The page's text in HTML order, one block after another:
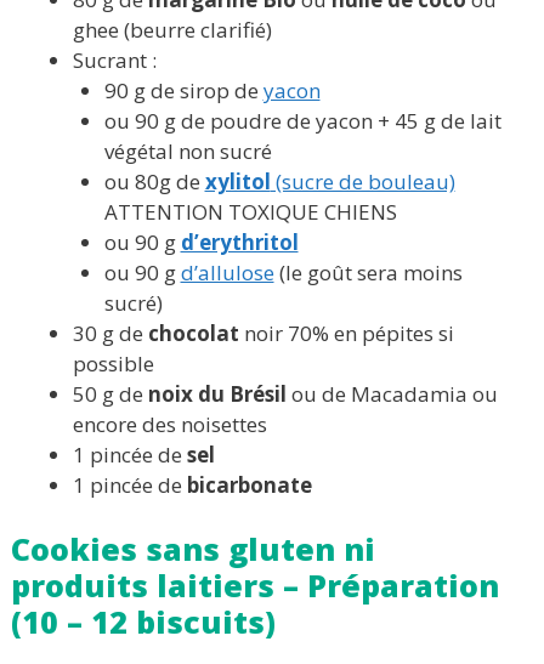
ghee (beurre clarifié)
Sucrant :
90 g de sirop de yacon
ou 90 g de poudre de yacon + 45 g de lait
végétal non sucré
ou 80g de xylitol (sucre de bouleau)
ATTENTION TOXIQUE CHIENS
ou 90 g d’erythritol
ou 90 gd’allulose(le goût sera moins
sucré)
30 g de chocolat noir 70% en pépites si
possible
50 g de noix du Brésil ou de Macadamia ou
encore des noisettes
1 pincée de sel
1 pincée de bicarbonate
Cookies sans gluten ni
produits laitiers – Préparation
(10 – 12 biscuits)